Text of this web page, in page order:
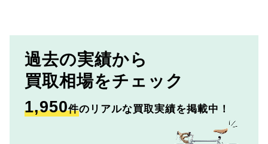
過去の実績から
買取相場をチェック
1,950件のリアルな買取実績を掲載中！